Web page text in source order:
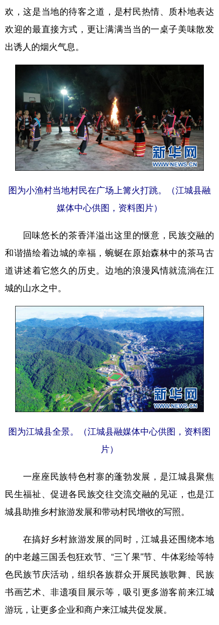
欢，这是当地的待客之道，是村民热情、质朴地表达
欢迎的最直接方式，更让满满当当的一桌子美味散发
出诱人的烟火气息。
图为小渔村当地村民在广场上篝火打跳。（江城县融
媒体中心供图，资料图片）
回味悠长的茶香洋溢出这里的惬意，民族交融的
和谐描绘着边城的幸福，蜿蜒在原始森林中的茶马古
道讲述着它悠久的历史。边地的浪漫风情就流淌在江
城的山水之中。
图为江城县全景。（江城县融媒体中心供图，资料图
片）
一座座民族特色村寨的蓬勃发展，是江城县聚焦
民生福祉、促进各民族交往交流交融的见证，也是江
城县助推乡村旅游发展和带动村民增收的写照。
在搞好乡村旅游发展的同时，江城县还围绕本地
的中老越三国丢包狂欢节、“三丫果”节、牛体彩绘等特
色民族节庆活动，组织各族群众开展民族歌舞、民族
书画艺术、非遗项目展示等，吸引更多游客前来江城
游玩，让更多企业和商户来江城共促发展。